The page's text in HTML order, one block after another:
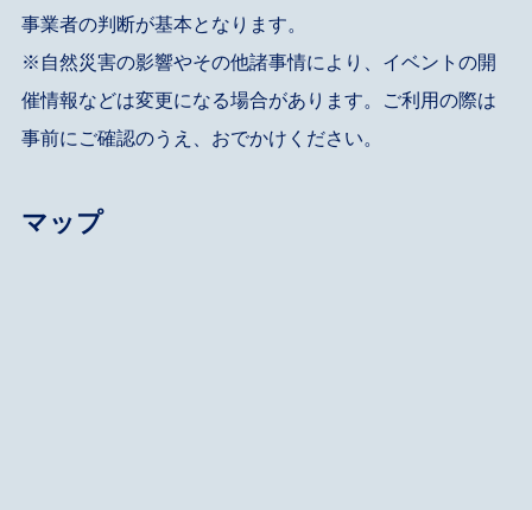
事業者の判断が基本となります。
※自然災害の影響やその他諸事情により、イベントの開
催情報などは変更になる場合があります。ご利用の際は
事前にご確認のうえ、おでかけください。
マップ